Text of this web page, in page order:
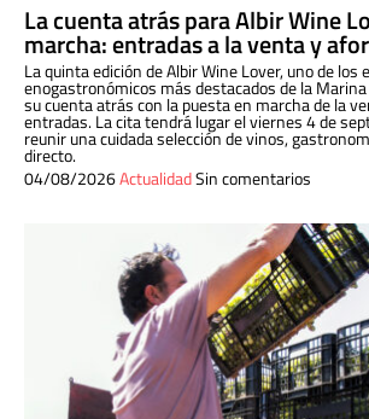
La cuenta atrás para Albir Wine
marcha: entradas a la venta y
La quinta edición de Albir Wine Lover, uno de los
enogastronómicos más destacados de la
su cuenta atrás con la puesta en marcha de la
entradas. La cita tendrá lugar el viernes 4 de
reunir una cuidada selección de vinos,
directo.
04/08/2026ActualidadSin comentarios